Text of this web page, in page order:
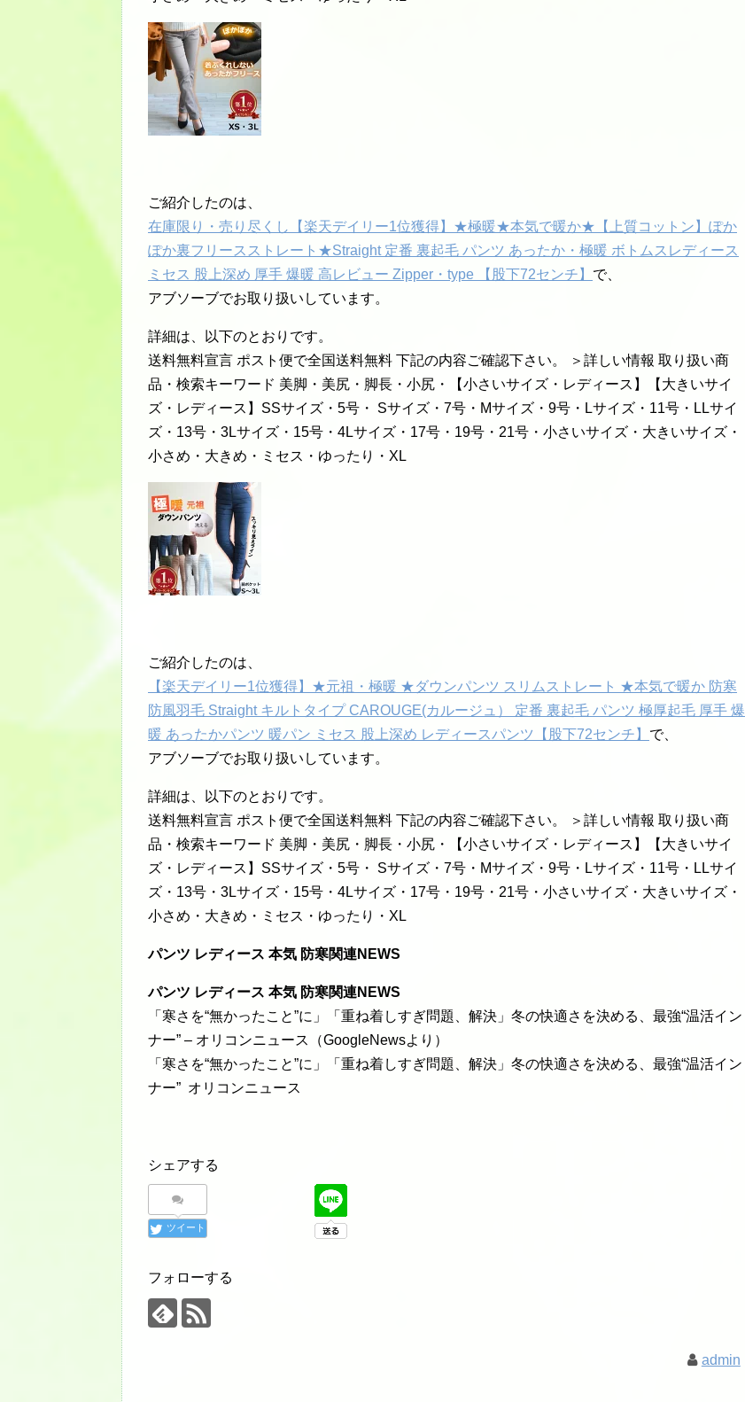
ご紹介したのは、
在庫限り・売り尽くし【楽天デイリー1位獲得】★極暖★本気で暖か★【上質コットン】ぽか
ぽか裏フリースストレート★Straight 定番 裏起毛 パンツ あったか・極暖 ボトムスレディース
ミセス 股上深め 厚手 爆暖 高レビュー Zipper・type 【股下72センチ】 で、
アブソーブでお取り扱いしています。
詳細は、以下のとおりです。
送料無料宣言 ポスト便で全国送料無料 下記の内容ご確認下さい。 ＞詳しい情報 取り扱い商
品・検索キーワード 美脚・美尻・脚長・小尻・【小さいサイズ・レディース】【大きいサイ
ズ・レディース】SSサイズ・5号・ Sサイズ・7号・Mサイズ・9号・Lサイズ・11号・LLサイ
ズ・13号・3Lサイズ・15号・4Lサイズ・17号・19号・21号・小さいサイズ・大きいサイズ・
小さめ・大きめ・ミセス・ゆったり・XL
ご紹介したのは、
【楽天デイリー1位獲得】★元祖・極暖 ★ダウンパンツ スリムストレート ★本気で暖か 防寒
防風羽毛 Straight キルトタイプ CAROUGE(カルージュ） 定番 裏起毛 パンツ 極厚起毛 厚手 爆
暖 あったかパンツ 暖パン ミセス 股上深め レディースパンツ【股下72センチ】 で、
アブソーブでお取り扱いしています。
詳細は、以下のとおりです。
送料無料宣言 ポスト便で全国送料無料 下記の内容ご確認下さい。 ＞詳しい情報 取り扱い商
品・検索キーワード 美脚・美尻・脚長・小尻・【小さいサイズ・レディース】【大きいサイ
ズ・レディース】SSサイズ・5号・ Sサイズ・7号・Mサイズ・9号・Lサイズ・11号・LLサイ
ズ・13号・3Lサイズ・15号・4Lサイズ・17号・19号・21号・小さいサイズ・大きいサイズ・
小さめ・大きめ・ミセス・ゆったり・XL
パンツ レディース 本気 防寒関連NEWS
パンツ レディース 本気 防寒関連NEWS
「寒さを“無かったこと”に」「重ね着しすぎ問題、解決」冬の快適さを決める、最強“温活イン
ナー” – オリコンニュース（GoogleNewsより）
「寒さを“無かったこと”に」「重ね着しすぎ問題、解決」冬の快適さを決める、最強“温活イン
ナー” オリコンニュース
シェアする
ツイート
フォローする
admin